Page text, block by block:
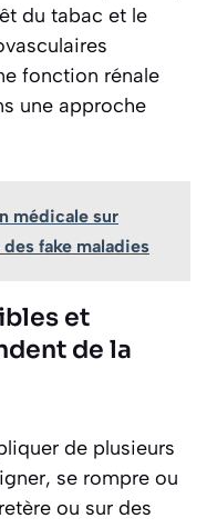
du tabac et le
fonction rénale
une approche
médicale sur
fake maladies
et
de la
de plusieurs
se rompre ou
ou sur des